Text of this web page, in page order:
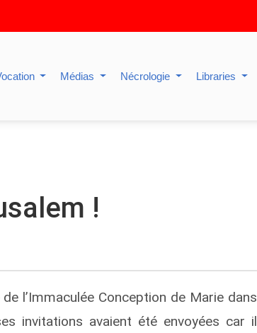
Médias Nécrologie Libraries
!
l’Immaculée Conception de Marie dans
invitations avaient été envoyées car il